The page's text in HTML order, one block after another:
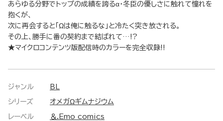
あらゆる分野でトップの成績を誇るα・冬臣の優しさに触れて憧れを
抱くが、
次に再会すると「Ωは俺に触るな」と冷たく突き放される。
その上、勝手に番の契約まで結ばれて…!?
★マイクロコンテンツ版配信時のカラーを完全収録!!
ジャンル BL
シリーズ オメガΩギムナジウム
レーベル ＆.Emo comics